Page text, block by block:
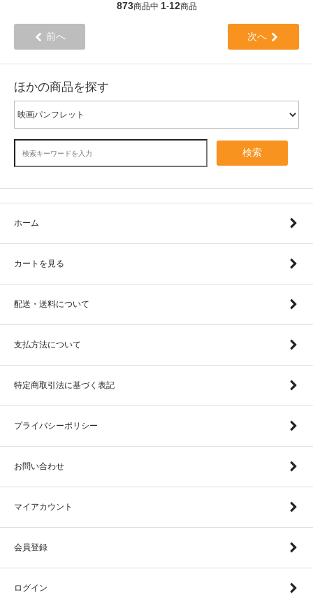
873商品中 1-12商品
前へ 次へ
ほかの商品を探す
検索
ホーム
カートを見る
配送・送料について
支払方法について
特定商取引法に基づく表記
プライバシーポリシー
お問い合わせ
マイアカウント
会員登録
ログイン